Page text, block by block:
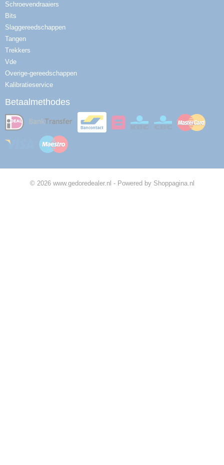
Schroevendraaiers
Bits
Slaggereedschappen
Tangen
Trekkers
Vde
Overige-gereedschappen
Kalibratieservice
Betaalmethodes
© 2026 www.gedoredealer.nl - Powered by Shoppagina.nl